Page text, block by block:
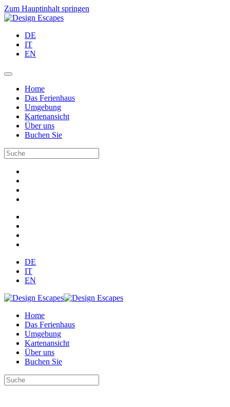
Zum Hauptinhalt springen
DE
IT
EN
Home
Das Ferienhaus
Umgebung
Kartenansicht
Über uns
Buchen Sie
DE
IT
EN
Home
Das Ferienhaus
Umgebung
Kartenansicht
Über uns
Buchen Sie